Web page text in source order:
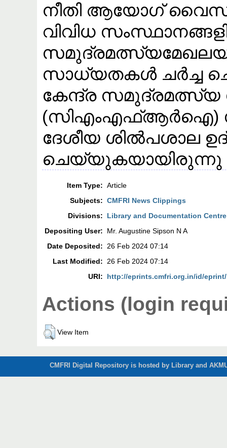
നീതി ആയോഗ് വൈസ്
വിവിധ
സാധ്യതകൾ ചർച്ച
കേന്ദ്ര
(സിഎംഎഫ്ആർഐ)
ദേശീയ ശിൽപശാല
ചെയ്യുകയായിരുന്നു
Item Type: Article
Subjects: CMFRI News Clippings
Divisions:
Library and Documentation Centre
Depositing User:
Mr. Augustine Sipson N A
Date Deposited: 26 Feb 2024 07:14
Last Modified: 26 Feb 2024 07:14
URI:
http://eprints.cmfri.org.in/id/eprint/
Actions (login
View Item
CMFRI Digital Repository is hosted by Library and